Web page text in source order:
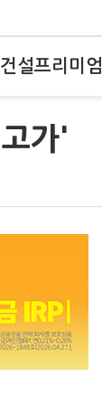
건설프리미엄
가'